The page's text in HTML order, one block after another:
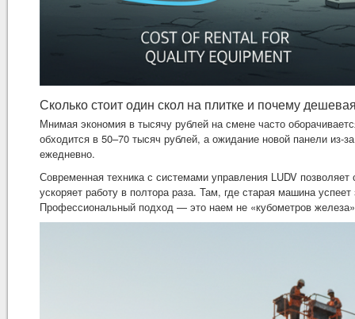
Сколько стоит один скол на плитке и почему
Мнимая экономия в тысячу рублей на смене часто
обходится в 50–70 тысяч рублей, а ожидание новой панели из-
ежедневно.
Современная техника с системами управления LUDV
ускоряет работу в полтора раза. Там, где старая машина
Профессиональный подход — это наем не «кубометров